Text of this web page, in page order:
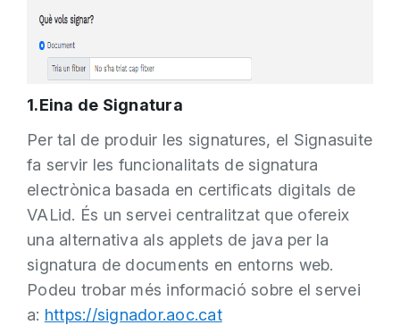
1.Eina de Signatura
Per tal de produir les signatures, el Signasuite
fa servir les funcionalitats de signatura
electrònica basada en certificats digitals de
VALid. És un servei centralitzat que ofereix
una alternativa als applets de java per la
signatura de documents en entorns web.
Podeu trobar més informació sobre el servei
a: https://signador.aoc.cat